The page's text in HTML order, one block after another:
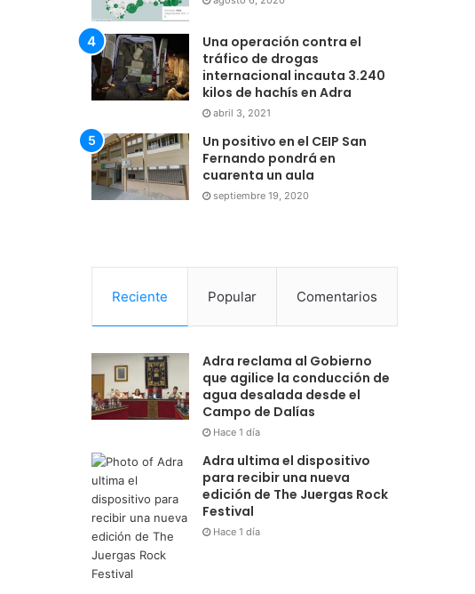
Una operación contra el
tráfico de drogas
internacional incauta 3.240
kilos de hachís en Adra
abril 3, 2021
Un positivo en el CEIP San
Fernando pondrá en
cuarenta un aula
septiembre 19, 2020
Reciente Popular Comentarios
Adra reclama al Gobierno
que agilice la conducción de
agua desalada desde el
Campo de Dalías
Hace 1 día
Adra ultima el dispositivo
para recibir una nueva
edición de The Juergas Rock
Festival
Hace 1 día